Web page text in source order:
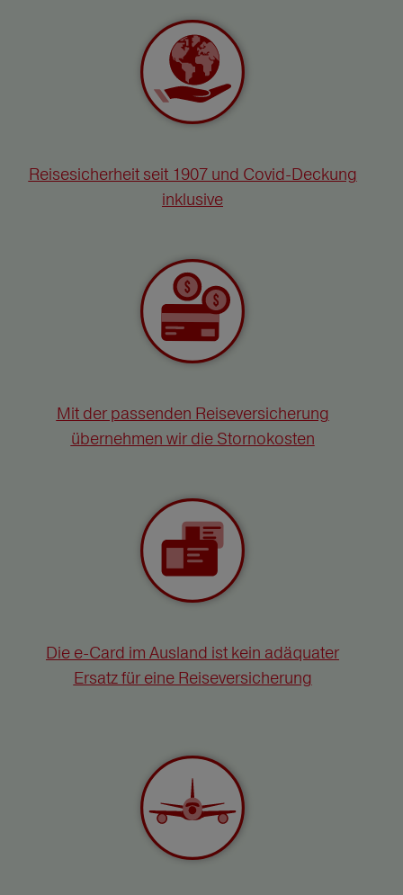
Reisesicherheit seit 1907 und Covid-Deckung
inklusive
Mit der passenden Reiseversicherung
übernehmen wir die Stornokosten
Die e-Card im Ausland ist kein adäquater
Ersatz für eine Reiseversicherung